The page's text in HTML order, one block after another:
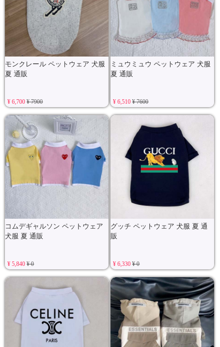
モンクレール ペットウェア 犬服
夏 通販
¥ 6,700¥ 7900
ミュウミュウ ペットウェア 犬服
夏 通販
¥ 6,510¥ 7600
コムデギャルソン ペットウェア
犬服 夏 通販
¥ 5,840¥ 0
グッチ ペットウェア 犬服 夏 通
販
¥ 6,330¥ 0